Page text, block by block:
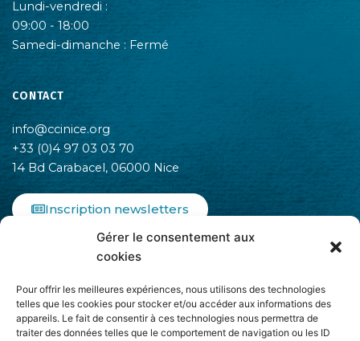
Gérer le consentement aux
cookies
Pour offrir les meilleures expériences, nous utilisons des technologies
telles que les cookies pour stocker et/ou accéder aux informations des
appareils. Le fait de consentir à ces technologies nous permettra de
traiter des données telles que le comportement de navigation ou les ID
Lundi-vendredi :
09:00 - 18:00
Samedi-dimanche : Fermé
CONTACT
info@ccinice.org
+33 (0)4 97 03 03 70
14 Bd Carabacel, 06000 Nice
Inscription newsletters
e
b
o
t
a
g
L
i
k
e
d